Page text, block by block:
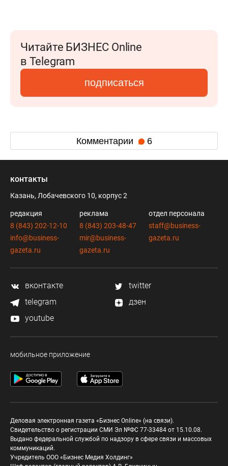
Читайте БИЗНЕС Online
в Telegram
подписаться
Комментарии 6
контакты
Казань, Лобачевского 10, корпус 2
редакция
8 (843) 202-12-10
info@business-
gazeta.ru
реклама
8 (843) 203-48-47
mir@business-
gazeta.ru
отдел персонала
staff@business-
gazeta.ru
вконтакте
twitter
telegram
дзен
youtube
мобильное приложение
Деловая электронная газета «Бизнес Online» (на связи).
Свидетельство о регистрации СМИ Эл №ФС 77-33484 от 15.10.08.
Выдано федеральной службой по надзору в сфере связи и массовых
коммуникаций.
Учредитель ООО «Бизнес Медия Холдинг»